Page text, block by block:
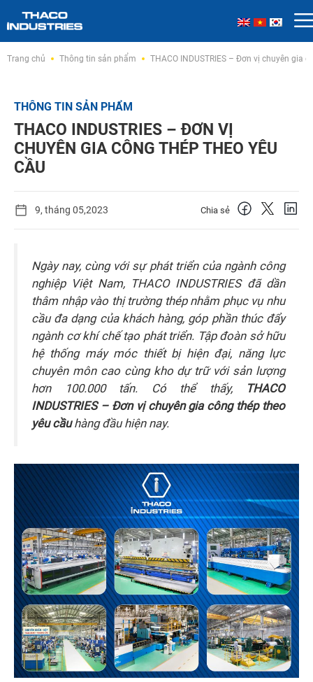
Trang chủ Thông tin sản phẩm THACO INDUSTRIES – Đơn vị chuyên gia
THÔNG TIN SẢN PHẨM
THACO INDUSTRIES – ĐƠN VỊ
CHUYÊN GIA CÔNG THÉP THEO YÊU
CẦU
9, tháng 05,2023 Chia sẻ
Ngày nay, cùng với sự phát triển của ngành công
nghiệp Việt Nam, THACO INDUSTRIES đã dần
thâm nhập vào thị trường thép nhằm phục vụ nhu
cầu đa dạng của khách hàng, góp phần thúc đẩy
ngành cơ khí chế tạo phát triển. Tập đoàn sở hữu
hệ thống máy móc thiết bị hiện đại, năng lực
chuyên môn cao cùng kho dự trữ với sản lượng
hơn 100.000 tấn. Có thể thấy,
THACO
INDUSTRIES – Đơn vị chuyên gia công thép theo
yêu cầuhàng đầu hiện nay.